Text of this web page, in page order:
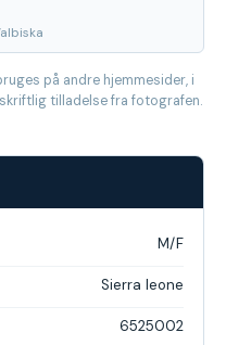
på andre hjemmesider, i
tilladelse fra fotografen.
M/F
Sierra leone
6525002